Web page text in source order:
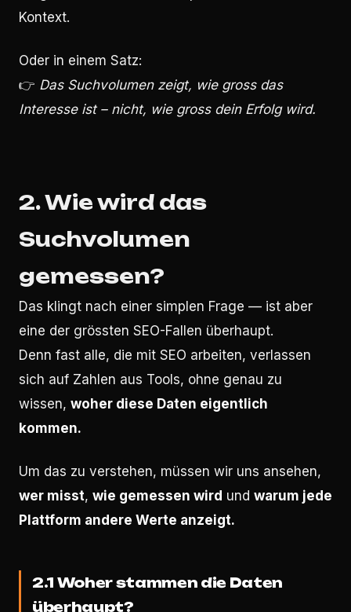
Kontext.
Oder in einem Satz:
👉 Das Suchvolumen zeigt, wie gross das
Interesse ist – nicht, wie gross dein Erfolg wird.
2. Wie wird das
Suchvolumen
gemessen?
Das klingt nach einer simplen Frage — ist aber
eine der grössten SEO-Fallen überhaupt.
Denn fast alle, die mit SEO arbeiten, verlassen
sich auf Zahlen aus Tools, ohne genau zu
wissen, woher diese Daten eigentlich
kommen.
Um das zu verstehen, müssen wir uns ansehen,
wer misst, wie gemessen wird und warum jede
Plattform andere Werte anzeigt.
2.1 Woher stammen die Daten
überhaupt?